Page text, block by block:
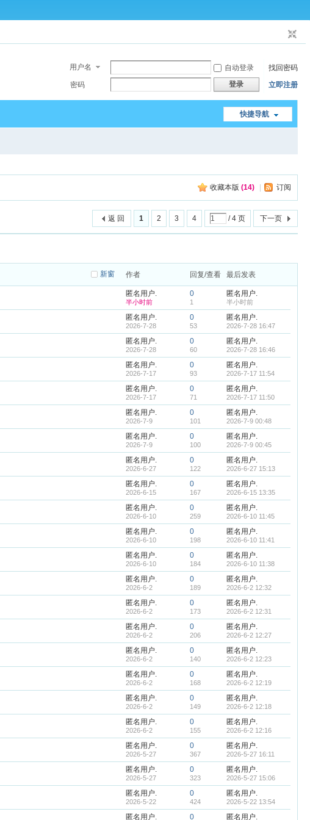
用户名 自动登录
找回密码
密码
登录 立即注册
快捷导航
收藏本版 (14) 订阅
1 2 3 4 / 4 页 下一页
返 回
新窗 作者 回复/查看 最后发表
匿名用户.
半小时前
0
1
匿名用户.
半小时前
匿名用户.
2026-7-28
0
53
匿名用户.
2026-7-28 16:47
匿名用户.
2026-7-28
0
60
匿名用户.
2026-7-28 16:46
匿名用户.
2026-7-17
0
93
匿名用户.
2026-7-17 11:54
匿名用户.
2026-7-17
0
71
匿名用户.
2026-7-17 11:50
匿名用户.
2026-7-9
0
101
匿名用户.
2026-7-9 00:48
匿名用户.
2026-7-9
0
100
匿名用户.
2026-7-9 00:45
匿名用户.
2026-6-27
0
122
匿名用户.
2026-6-27 15:13
匿名用户.
2026-6-15
0
167
匿名用户.
2026-6-15 13:35
匿名用户.
2026-6-10
0
259
匿名用户.
2026-6-10 11:45
匿名用户.
2026-6-10
0
198
匿名用户.
2026-6-10 11:41
匿名用户.
2026-6-10
0
184
匿名用户.
2026-6-10 11:38
匿名用户.
2026-6-2
0
189
匿名用户.
2026-6-2 12:32
匿名用户.
2026-6-2
0
173
匿名用户.
2026-6-2 12:31
匿名用户.
2026-6-2
0
206
匿名用户.
2026-6-2 12:27
匿名用户.
2026-6-2
0
140
匿名用户.
2026-6-2 12:23
匿名用户.
2026-6-2
0
168
匿名用户.
2026-6-2 12:19
匿名用户.
2026-6-2
0
149
匿名用户.
2026-6-2 12:18
匿名用户.
2026-6-2
0
155
匿名用户.
2026-6-2 12:16
匿名用户.
2026-5-27
0
367
匿名用户.
2026-5-27 16:11
匿名用户.
2026-5-27
0
323
匿名用户.
2026-5-27 15:06
匿名用户.
2026-5-22
0
424
匿名用户.
2026-5-22 13:54
匿名用户. 0 匿名用户.